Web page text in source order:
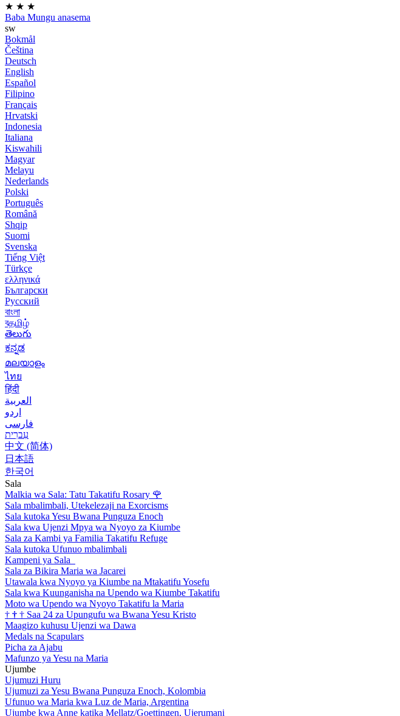
★ ★ ★
Baba Mungu anasema
sw
Bokmål
Čeština
Deutsch
English
Español
Filipino
Français
Hrvatski
Indonesia
Italiana
Kiswahili
Magyar
Melayu
Nederlands
Polski
Português
Română
Shqip
Suomi
Svenska
Tiếng Việt
Türkçe
ελληνικά
Български
Русский
বাংলা
বதமிழ்
తెలుగు
ಕನ್ನಡ
മലയാളം
ไทย
हिंदी
العربية
اردو
فارسی
עִברִית
中文 (简体)
日本語
한국어
Sala
Malkia wa Sala: Tatu Takatifu Rosary 🌹
Sala mbalimbali, Utekelezaji na Exorcisms
Sala kutoka Yesu Bwana Punguza Enoch
Sala kwa Ujenzi Mpya wa Nyoyo za Kiumbe
Sala za Kambi ya Familia Takatifu Refuge
Sala kutoka Ufunuo mbalimbali
Kampeni ya Sala
Sala za Bikira Maria wa Jacarei
Utawala kwa Nyoyo ya Kiumbe na Mtakatifu Yosefu
Sala kwa Kuunganisha na Upendo wa Kiumbe Takatifu
Moto wa Upendo wa Nyoyo Takatifu la Maria
† † † Saa 24 za Upungufu wa Bwana Yesu Kristo
Maagizo kuhusu Ujenzi wa Dawa
Medals na Scapulars
Picha za Ajabu
Mafunzo ya Yesu na Maria
Ujumbe
Ujumuzi Huru
Ujumuzi za Yesu Bwana Punguza Enoch, Kolombia
Ufunuo wa Maria kwa Luz de Maria, Argentina
Ujumbe kwa Anne katika Mellatz/Goettingen, Ujerumani